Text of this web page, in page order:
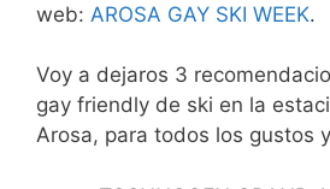
web: AROSA GAY SKI WEEK.
Voy a dejaros 3
gay friendly de ski en la
Arosa, para todos los gustos